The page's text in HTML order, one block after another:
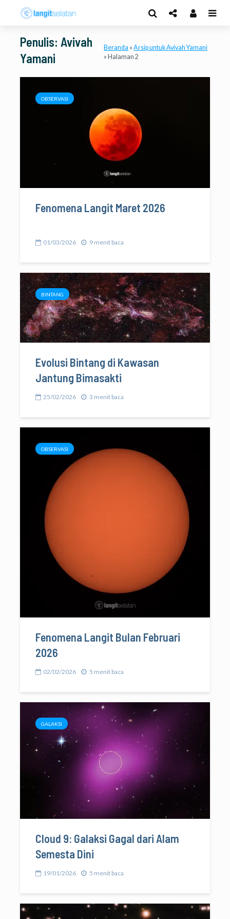
Penulis: Avivah
Yamani
Beranda »Arsip untuk Avivah Yamani
» Halaman 2
OBSERVASI
Fenomena Langit Maret 2026
01/03/2026 9 menit baca
BINTANG
Evolusi Bintang di Kawasan
Jantung Bimasakti
25/02/2026 3 menit baca
OBSERVASI
Fenomena Langit Bulan Februari
2026
02/02/2026 5 menit baca
GALAKSI
Cloud 9: Galaksi Gagal dari Alam
Semesta Dini
19/01/2026 5 menit baca